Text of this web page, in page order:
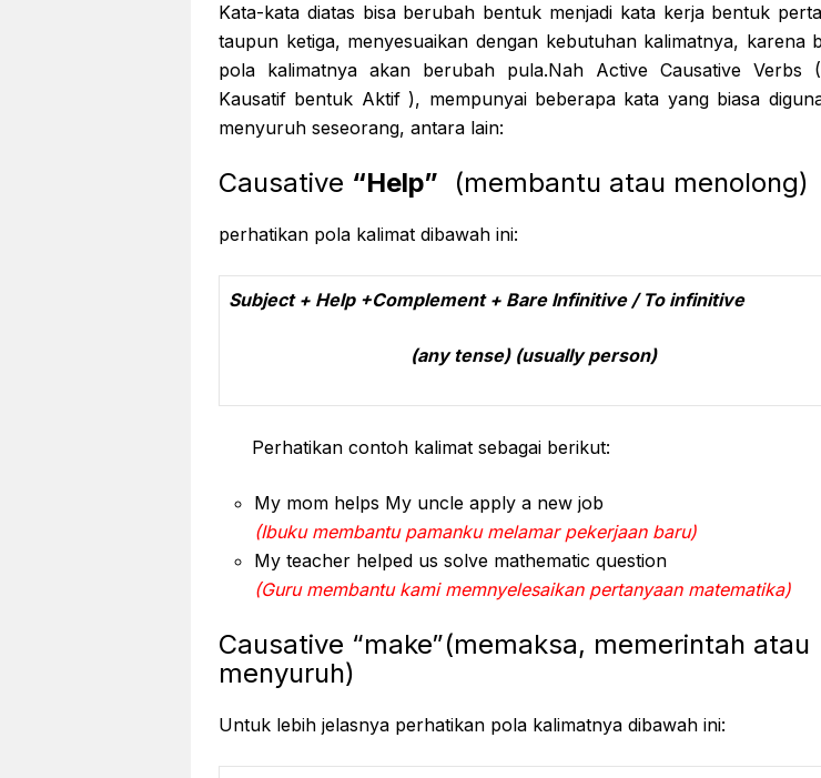
Kata-kata diatas bisa berubah bentuk menjadi kata kerja bentuk
taupun ketiga, menyesuaikan dengan kebutuhan kalimatnya, karena
pola kalimatnya akan berubah pula.Nah Active Causative Verbs
Kausatif bentuk Aktif ), mempunyai beberapa kata yang biasa
menyuruh seseorang, antara lain:
Causative “Help” (membantu atau menolong)
perhatikan pola kalimat dibawah ini:
Subject + Help +Complement + Bare Infinitive / To infinitive
(any tense) (usually person)
Perhatikan contoh kalimat sebagai berikut:
My mom helps My uncle apply a new job
(Ibuku membantu pamanku melamar pekerjaan baru)
My teacher helped us solve mathematic question
(Guru membantu kami memnyelesaikan pertanyaan matematika)
Causative “make”(memaksa, memerintah atau
menyuruh)
Untuk lebih jelasnya perhatikan pola kalimatnya dibawah ini: